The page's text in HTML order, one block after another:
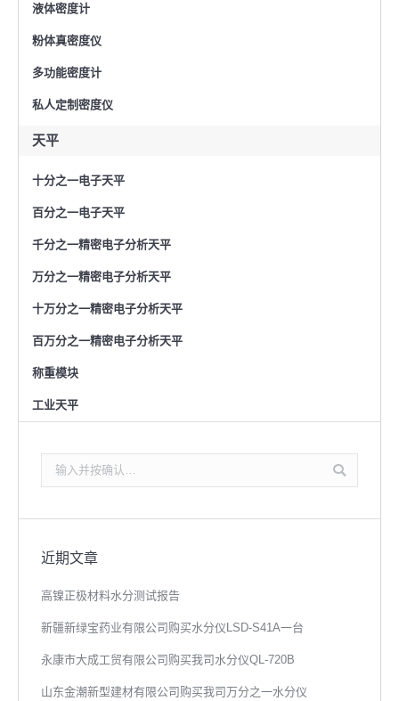
液体密度计
粉体真密度仪
多功能密度计
私人定制密度仪
天平
十分之一电子天平
百分之一电子天平
千分之一精密电子分析天平
万分之一精密电子分析天平
十万分之一精密电子分析天平
百万分之一精密电子分析天平
称重模块
工业天平
索：
近期文章
高镍正极材料水分测试报告
新疆新绿宝药业有限公司购买水分仪LSD-S41A一台
永康市大成工贸有限公司购买我司水分仪QL-720B
山东金潮新型建材有限公司购买我司万分之一水分仪